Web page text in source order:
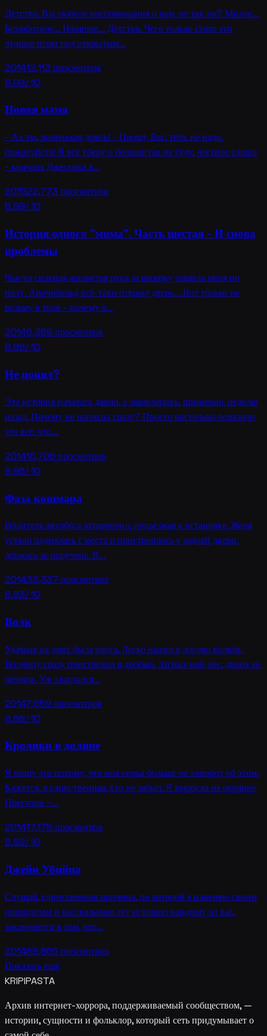
Детство. Вы любите воспоминания о нем, не так ли? Милое…
Беззаботное… Наивное… Детство. Чего только стоят эти
чудные игры под открытым…
201412,113 просмотров
9.09/ 10
Новая мама
- Ах ты, маленькая дрянь! - Прошу Вас, тётя, не надо,
пожалуйста! Я всё уберу и больше так не буду, честное слово!
- кричала Джессика в…
201522,773 просмотров
8.99/ 10
История одного "мима". Часть шестая - И снова
проблемы
Чья-то сильная жилистая рука за шкирку тащила меня по
полу. Аричибальд всё-таки открыл дверь... Вот только не
возьму в толк - почему я…
20146,389 просмотров
8.96/ 10
Не понял?
Эта история началась давно, а закончилась, примерно, неделю
назад. Почему не написал сразу? Просто настолько поразило
это всё, что…
201416,706 просмотров
8.96/ 10
Фаза кошмара
Водитель автобуса затормозил, подъезжая к остановке. Женя
устало поднялась с места и пристроилась у задней двери,
держась за поручень. В…
201433,337 просмотров
8.93/ 10
Волк
Удачная на днях была охота, Легко нашел я логово волков.
Волчицу сразу пристрелил я дробью, Загрыз мой пес, двоих ее
щенков. Уж хвастался…
20147,659 просмотров
8.86/ 10
Кролики в долине
Я пишу это потому, что моя семья больше не говорит об этом.
Кажется, я единственная, кто не забыл. Я выросла на окраине
Престона –…
201417,175 просмотров
8.82/ 10
Джейн Убийца
Слушай, единственная причина, по которой я изменяю своим
принципам и рассказываю эту историю каждому из вас,
заключается в том, что…
201489,865 просмотров
Показать ещё
KRIPIPASTA
Архив интернет-хоррора, поддерживаемый сообществом, —
истории, сущности и фольклор, который сеть придумывает о